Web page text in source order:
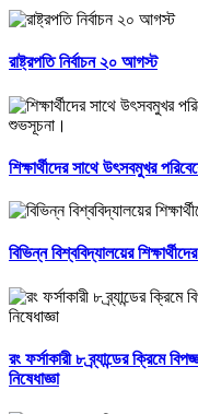
রাষ্ট্রপতি নির্বাচন ২০ আগস্ট
শিক্ষার্থীদের সাথে উৎসবমুখর
বিভিন্ন বিশ্ববিদ্যালয়ের
রং ফর্সাকারী ৮ ব্র্যান্ডের ক্রিমে
নিষেধাজ্ঞা